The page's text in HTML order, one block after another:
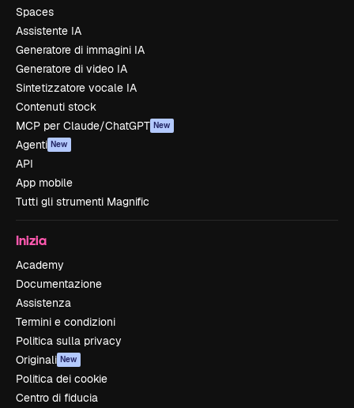
Spaces
Assistente IA
Generatore di immagini IA
Generatore di video IA
Sintetizzatore vocale IA
Contenuti stock
MCP per Claude/ChatGPT New
Agenti New
API
App mobile
Tutti gli strumenti Magnific
Inizia
Academy
Documentazione
Assistenza
Termini e condizioni
Politica sulla privacy
Originali New
Politica dei cookie
Centro di fiducia